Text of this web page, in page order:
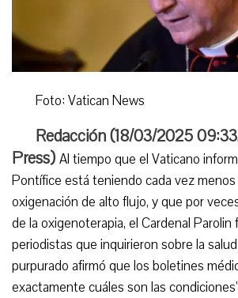
Foto: Vatican News
Redacción (18/03/2025 09:33
Press) Al tiempo que el Vaticano
Pontífice está teniendo cada vez
oxigenación de alto flujo, y que por
de la oxigenoterapia, el Cardenal
periodistas que inquirieron sobre la
purpurado afirmó que los boletines
exactamente cuáles son las